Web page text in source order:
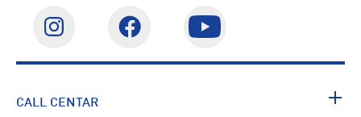
CALL CENTAR